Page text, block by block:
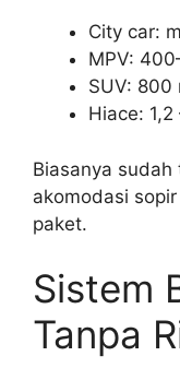
City car:
MPV:
SUV: 800
Hiace:
Biasanya sudah
akomodasi
paket.
Sistem
Tanpa